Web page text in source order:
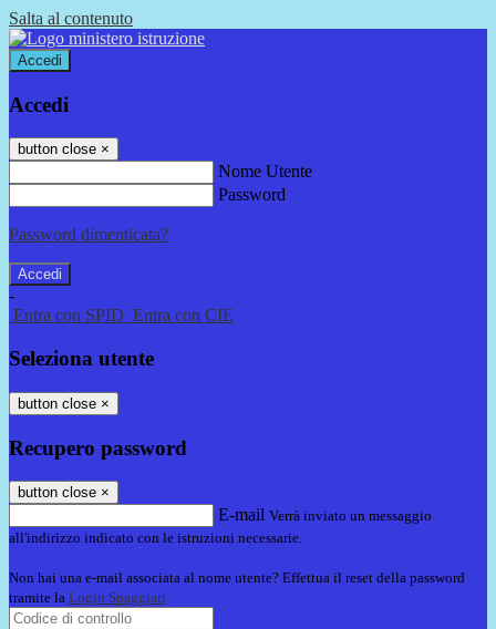
Salta al contenuto
Accedi
Accedi
button close ×
Nome Utente
Password
Password dimenticata?
-
Entra con SPID Entra con CIE
Seleziona utente
button close ×
Recupero password
button close ×
E-mail Verrà inviato un messaggio
all'indirizzo indicato con le istruzioni necessarie.
Non hai una e-mail associata al nome utente? Effettua il reset della password
tramite la Login Spaggiari